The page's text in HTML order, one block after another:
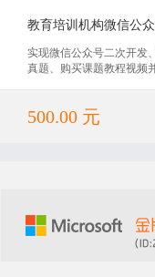
实现微信公众号二次开发
真题、购买课题教程视频
500.00 元